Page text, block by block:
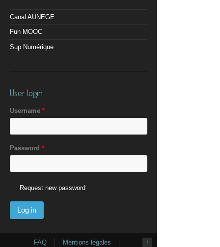
Canal AUNEGE
Fun MOOC
Sup Numérique
User login
Username *
Password *
Request new password
↑
FAQ Mentions légales